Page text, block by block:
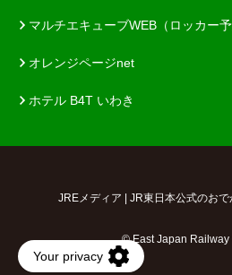
マルチエキューブWEB（ロッカー予
オレンジページnet
ホテル B4T いわき
JREメディア | JR東日本公式のお
© East Japan Railway